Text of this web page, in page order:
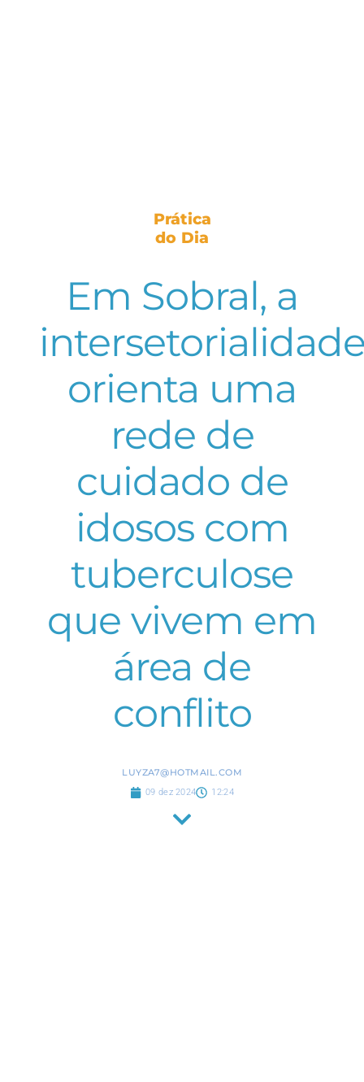
Prática
do Dia
Em Sobral, a
orienta uma
rede de
cuidado de
idosos com
tuberculose
que vivem em
área de
conflito
LUYZA7@HOTMAIL.COM
09 dez 2024 12:24